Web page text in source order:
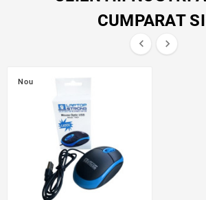
CUMPARAT
 
Nou